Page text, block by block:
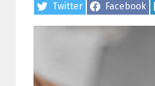
Share
on
Twitter
Share
on
Facebook